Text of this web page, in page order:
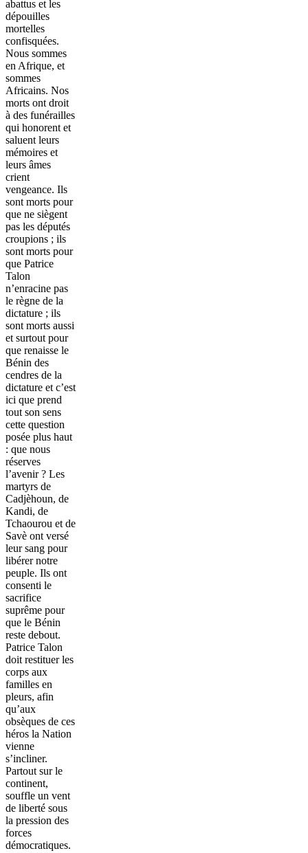
abattus et les
dépouilles
mortelles
confisquées.
Nous sommes
en Afrique, et
sommes
Africains. Nos
morts ont droit
à des funérailles
qui honorent et
saluent leurs
mémoires et
leurs âmes
crient
vengeance. Ils
sont morts pour
que ne siègent
pas les députés
croupions ; ils
sont morts pour
que Patrice
Talon
n’enracine pas
le règne de la
dictature ; ils
sont morts aussi
et surtout pour
que renaisse le
Bénin des
cendres de la
dictature et c’est
ici que prend
tout son sens
cette question
posée plus haut
: que nous
réserves
l’avenir ? Les
martyrs de
Cadjèhoun, de
Kandi, de
Tchaourou et de
Savè ont versé
leur sang pour
libérer notre
peuple. Ils ont
consenti le
sacrifice
suprême pour
que le Bénin
reste debout.
Patrice Talon
doit restituer les
corps aux
familles en
pleurs, afin
qu’aux
obsèques de ces
héros la Nation
vienne
s’incliner.
Partout sur le
continent,
souffle un vent
de liberté sous
la pression des
forces
démocratiques.